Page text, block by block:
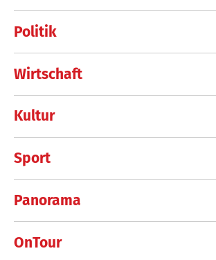
Politik
Wirtschaft
Kultur
Sport
Panorama
OnTour